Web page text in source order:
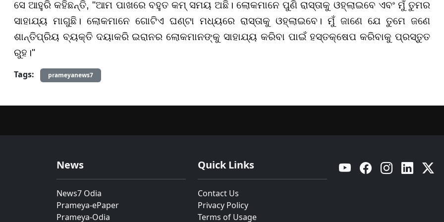
ସେ ଆହୁରି କହିଛନ୍ତି, "ଆମ ପାଖରେ ବହୁତ କମ୍ ସମୟ ଅଛି। ଲୋକମାନେ ପୁଣି ରାସ୍ତାକୁ ଓହ୍ଲାଇବେ ଏବଂ ମୁଁ ତୁମର
ସାହାଯ୍ୟ ମାଗୁଛି। ଲୋକମାନେ ଗୋଟିଏ ଘଣ୍ଟା ମଧ୍ୟରେ ରାସ୍ତାକୁ ଓହ୍ଲାଇବେ। ମୁଁ ଜାଣେ ଯେ ତୁମେ ଜଣେ
ଶାନ୍ତିପ୍ରିୟ ବ୍ୟକ୍ତି ଦୟାକରି ଇରାନର ଲୋକମାନଙ୍କୁ ସାହାଯ୍ୟ କରିବା ପାଇଁ ହସ୍ତକ୍ଷେପ କରିବାକୁ ପ୍ରସ୍ତୁତ
ରୁହ।"
Tags:
prameyanews7
News
News7 Odia
Prameya-ePaper
Prameya-Odia
Quick Links
Contact Us
Privacy Policy
Terms of Usage
YouTube Facebook Instagram